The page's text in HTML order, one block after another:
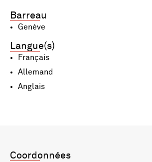
Barreau
Genève
Langue(s)
Français
Allemand
Anglais
Coordonnées